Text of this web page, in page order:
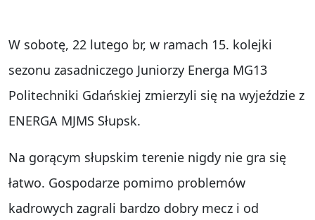
W sobotę, 22 lutego br, w ramach 15. kolejki
sezonu zasadniczego Juniorzy Energa MG13
Politechniki Gdańskiej zmierzyli się na wyjeździe z
ENERGA MJMS Słupsk.
Na gorącym słupskim terenie nigdy nie gra się
łatwo. Gospodarze pomimo problemów
kadrowych zagrali bardzo dobry mecz i od